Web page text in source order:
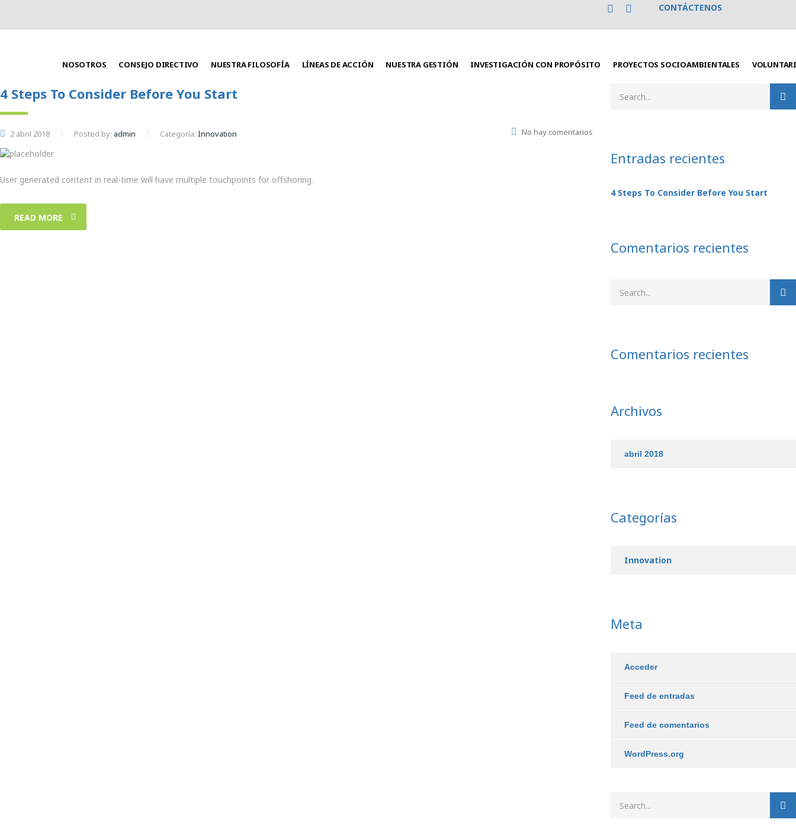
CONTÁCTENOS
NOSOTROS CONSEJO DIRECTIVO NUESTRA FILOSOFÍA LÍNEAS DE ACCIÓN NUESTRA GESTIÓN INVESTIGACIÓN CON PROPÓSITO PROYECTOS SOCIOAMBIENTALES
4 Steps To Consider Before You Start
2 abril 2018 Posted by: admin Categoría: Innovation No hay comentarios
User generated content in real-time will have multiple touchpoints for offshoring.
READ MORE
Entradas recientes
4 Steps To Consider Before You Start
Comentarios recientes
Comentarios recientes
Archivos
abril 2018
Categorías
Innovation
Meta
Acceder
Feed de entradas
Feed de comentarios
WordPress.org